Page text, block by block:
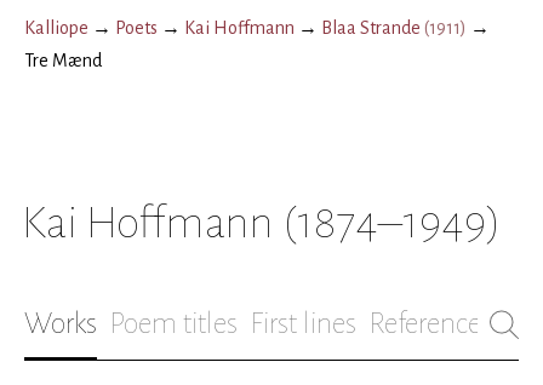
Kalliope → Poets → Kai Hoffmann → Blaa Strande (1911) →
Tre Mænd
Kai Hoffmann (1874–1949)
Works Poem titles First lines References